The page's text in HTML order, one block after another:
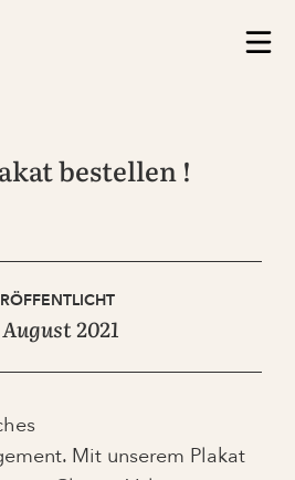
bestellen !
2021
Mit unserem Plakat